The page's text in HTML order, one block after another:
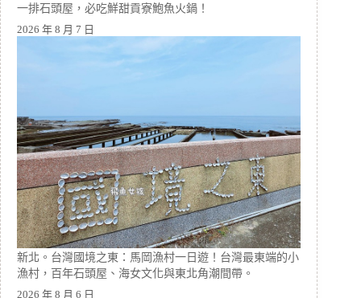
一排石頭屋，必吃鮮甜貢寮鮑魚火鍋！
2026 年 8 月 7 日
新北。台灣國境之東：馬岡漁村一日遊！台灣最東端的小
漁村，百年石頭屋、海女文化與東北角潮間帶。
2026 年 8 月 6 日